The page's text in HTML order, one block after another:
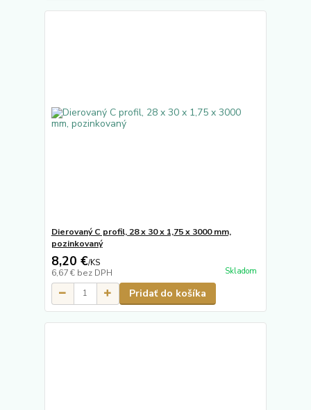
Dierovaný C profil, 28 x 30 x 1,75 x 3000 mm,
pozinkovaný
8,20 €/KS
6,67 € bez DPH Skladom
Pridať do košíka